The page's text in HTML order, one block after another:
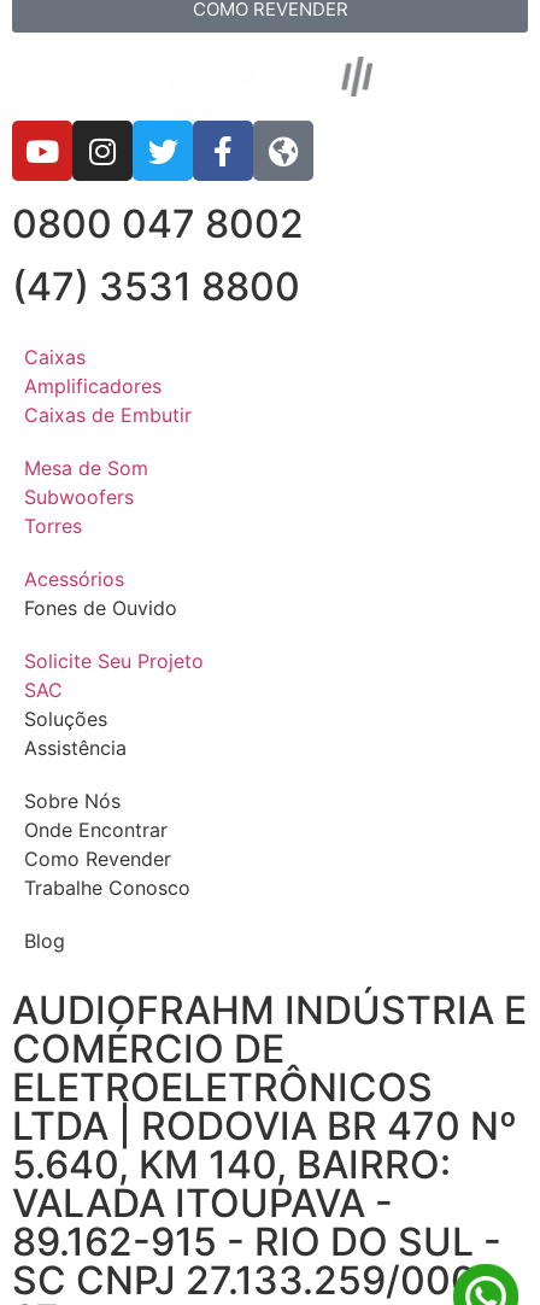
COMO REVENDER
0800 047 8002
(47) 3531 8800
Caixas
Amplificadores
Caixas de Embutir
Mesa de Som
Subwoofers
Torres
Acessórios
Fones de Ouvido
Solicite Seu Projeto
SAC
Soluções
Assistência
Sobre Nós
Onde Encontrar
Como Revender
Trabalhe Conosco
Blog
AUDIOFRAHM INDÚSTRIA E
COMÉRCIO DE
ELETROELETRÔNICOS
LTDA | RODOVIA BR 470 Nº
5.640, KM 140, BAIRRO:
VALADA ITOUPAVA -
89.162-915 - RIO DO SUL -
SC CNPJ 27.133.259/0001-